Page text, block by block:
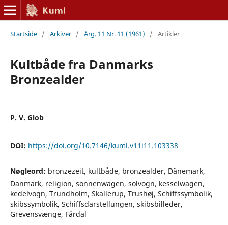
Startside / Arkiver / Årg. 11 Nr. 11 (1961) / Artikler
Kultbåde fra Danmarks
Bronzealder
P. V. Glob
DOI: https://doi.org/10.7146/kuml.v11i11.103338
Nøgleord: bronzezeit, kultbåde, bronzealder, Dänemark,
Danmark, religion, sonnenwagen, solvogn, kesselwagen,
kedelvogn, Trundholm, Skallerup, Trushøj, Schiffssymbolik,
skibssymbolik, Schiffsdarstellungen, skibsbilleder,
Grevensvænge, Fårdal